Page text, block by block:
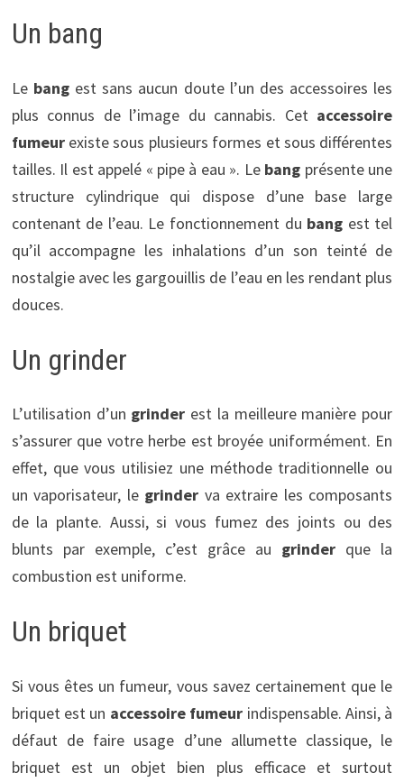
Un bang
Le bangest sans aucun doute l’un des accessoires les
plus connus de l’image du cannabis. Cet accessoire
fumeurexiste sous plusieurs formes et sous différentes
tailles. Il est appelé « pipe à eau ». Le bang présente une
structure cylindrique qui dispose d’une base large
contenant de l’eau. Le fonctionnement du bang est tel
qu’il accompagne les inhalations d’un son teinté de
nostalgie avec les gargouillis de l’eau en les rendant plus
douces.
Un grinder
L’utilisation d’un grinder est la meilleure manière pour
s’assurer que votre herbe est broyée uniformément. En
effet, que vous utilisiez une méthode traditionnelle ou
un vaporisateur, le grinder va extraire les composants
de la plante. Aussi, si vous fumez des joints ou des
blunts par exemple, c’est grâce au grinder que la
combustion est uniforme.
Un briquet
Si vous êtes un fumeur, vous savez certainement que le
briquet est un accessoire fumeur indispensable. Ainsi, à
défaut de faire usage d’une allumette classique, le
briquet est un objet bien plus efficace et surtout